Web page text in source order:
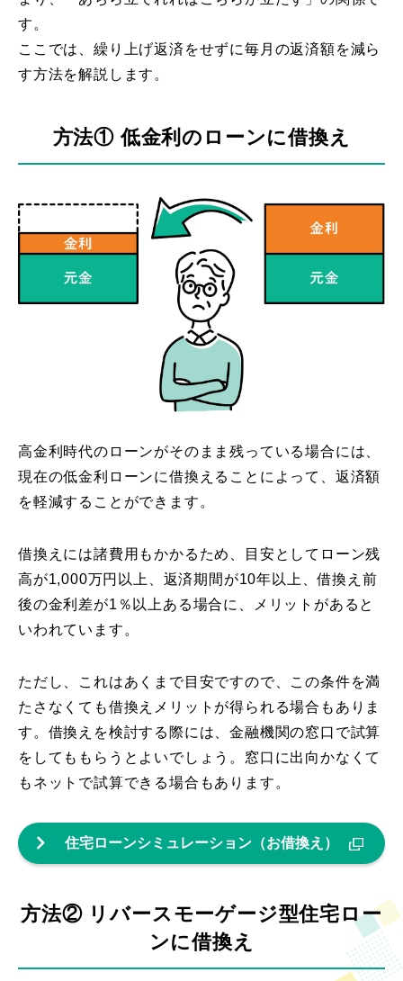
す。
ここでは、繰り上げ返済をせずに毎月の返済額を減ら
す方法を解説します。
方法① 低金利のローンに借換え
高金利時代のローンがそのまま残っている場合には、
現在の低金利ローンに借換えることによって、返済額
を軽減することができます。
借換えには諸費用もかかるため、目安としてローン残
高が1,000万円以上、返済期間が10年以上、借換え前
後の金利差が1％以上ある場合に、メリットがあると
いわれています。
ただし、これはあくまで目安ですので、この条件を満
たさなくても借換えメリットが得られる場合もありま
す。借換えを検討する際には、金融機関の窓口で試算
をしてももらうとよいでしょう。窓口に出向かなくて
もネットで試算できる場合もあります。
住宅ローンシミュレーション（お借換え）
方法② リバースモーゲージ型住宅ロー
ンに借換え